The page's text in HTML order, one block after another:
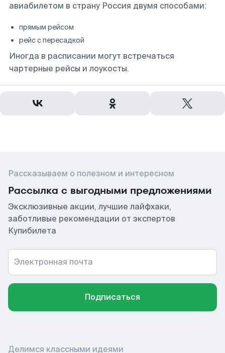
авиабилетом в страну Россия двумя способами:
прямым рейсом
рейс с пересадкой
Иногда в расписании могут встречаться
чартерные рейсы и лоукосты.
Рассказываем о полезном и интересном
Рассылка с выгодными предложениями
Эксклюзивные акции, лучшие лайфхаки,
заботливые рекомендации от экспертов
Купибилета
Электронная почта
Подписаться
Делимся классными идеями